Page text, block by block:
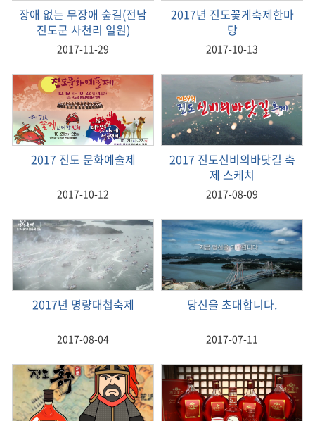
장애 없는 무장애 숲길(전남
진도군 사천리 일원)
2017-11-29
2017년 진도꽃게축제한마
당
2017-10-13
2017 진도 문화예술제
2017-10-12
2017 진도신비의바닷길 축
제 스케치
2017-08-09
2017년 명량대첩축제
2017-08-04
당신을 초대합니다.
2017-07-11